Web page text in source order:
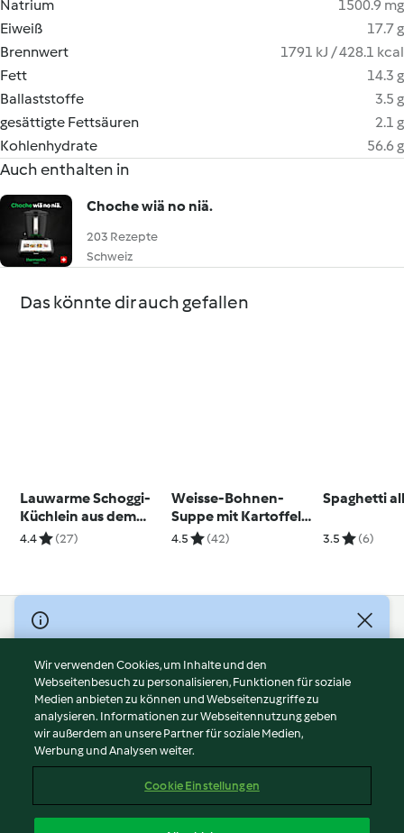
Natrium
1500.9 mg
Eiweiß
17.7 g
Brennwert
1791 kJ / 428.1 kcal
Fett
14.3 g
Ballaststoffe
3.5 g
gesättigte Fettsäuren
2.1 g
Kohlenhydrate
56.6 g
Auch enthalten in
Choche wiä no niä.
203 Rezepte
Schweiz
Das könnte dir auch gefallen
Lauwarme Schoggi-
Küchlein aus dem
Nester
4.4 (27)
Weisse-Bohnen-
Suppe mit Kartoffeln
und Chorizo
4.5 (42)
Spaghetti
3.5 (6)
© Copyright 2026
Nutzungsbedingungen
Datenschutzrichtlinien
Disclaimer
Impressum
Cookies
Abo kündigen
Wir verwenden Cookies, um Inhalte und den
Webseitenbesuch zu personalisieren, Funktionen für soziale
Medien anbieten zu können und Webseitenzugriffe zu
analysieren. Informationen zur Webseitennutzung geben
wir außerdem an unsere Partner für soziale Medien,
Werbung und Analysen weiter.
Cookie Einstellungen